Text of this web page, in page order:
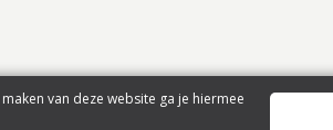
van deze website ga je hiermee